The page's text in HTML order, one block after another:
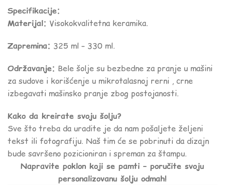
Specifikacije:
Materijal: Visokokvalitetna keramika.
Zapremina: 325 ml – 330 ml.
Održavanje: Bele šolje su bezbedne za pranje u mašini
za sudove i korišćenje u mikrotalasnoj rerni , crne
izbegavati mašinsko pranje zbog postojanosti.
Kako da kreirate svoju šolju?
Sve što treba da uradite je da nam pošaljete željeni
tekst ili fotografiju. Naš tim će se pobrinuti da dizajn
bude savršeno pozicioniran i spreman za štampu.
Napravite poklon koji se pamti – poručite svoju
personalizovanu šolju odmah!